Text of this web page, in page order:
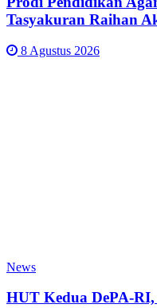
Tasyakuran Raihan
8 Agustus 2026
News
HUT Kedua DePA-